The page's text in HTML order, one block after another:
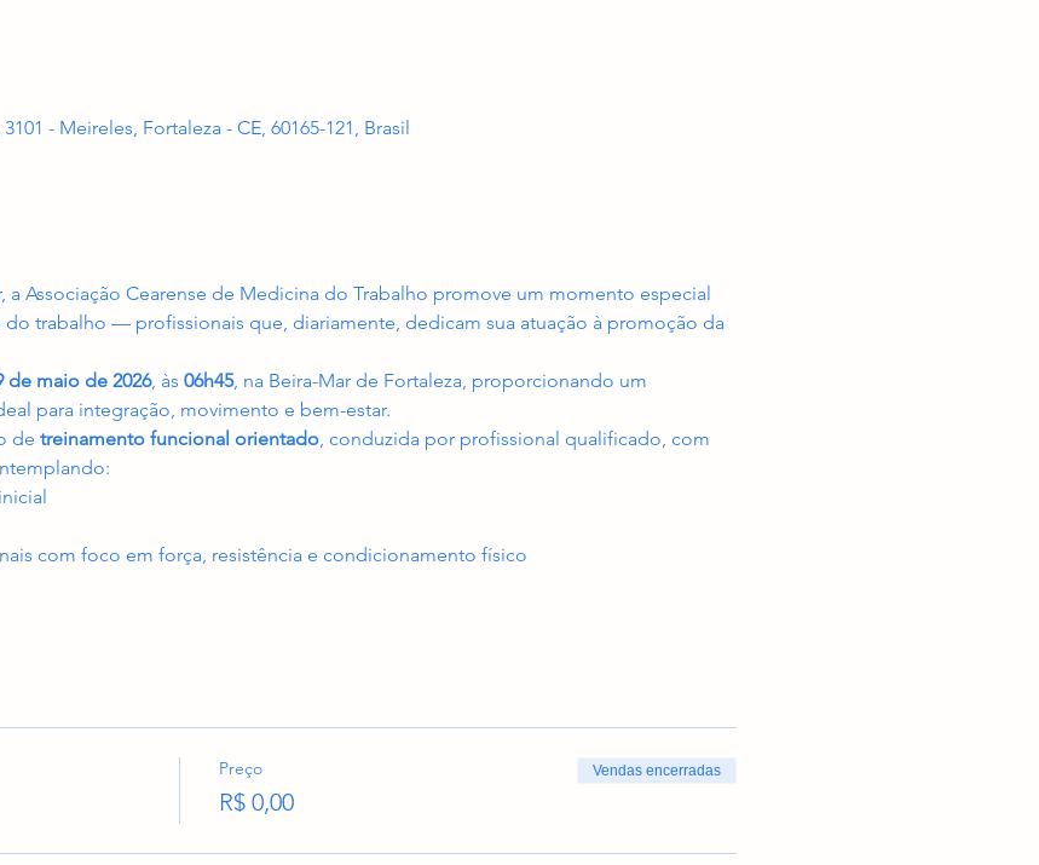
- Meireles, Fortaleza - CE, 60165-121, Brasil
a Associação Cearense de Medicina do Trabalho promove um momento especial
trabalho — profissionais que, diariamente, dedicam sua atuação à promoção da
de maio de 2026, às 06h45, na Beira-Mar de Fortaleza, proporcionando um
para integração, movimento e bem-estar.
de treinamento funcional orientado, conduzida por profissional qualificado, com
com foco em força, resistência e condicionamento físico
Preço
R$ 0,00
Vendas encerradas